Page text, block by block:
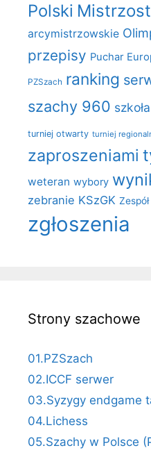
Polski
arcymistrzowskie
przepisy Puchar
PZSzach ranking
szachy 960 szkoła
turniej otwarty turniej
zaproszeniami
weteran wybory
zebranie KSzGK
zgłoszenia
Strony szachowe
01.PZSzach
02.ICCF serwer
03.Syzygy endgame
04.Lichess
05.Szachy w Polsce